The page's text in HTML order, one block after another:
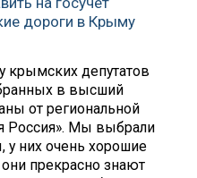
дороги в Крыму
крымских депутатов
в высший
от региональной
Россия». Мы выбрали
у них очень хорошие
прекрасно знают